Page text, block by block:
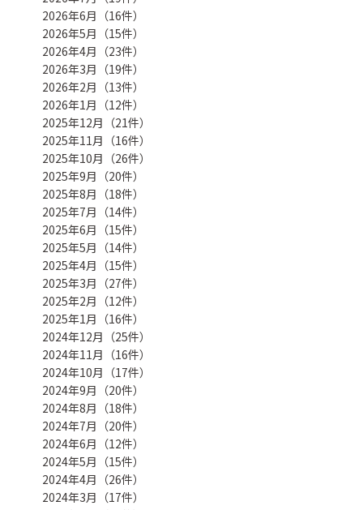
2026年6月（16件）
2026年5月（15件）
2026年4月（23件）
2026年3月（19件）
2026年2月（13件）
2026年1月（12件）
2025年12月（21件）
2025年11月（16件）
2025年10月（26件）
2025年9月（20件）
2025年8月（18件）
2025年7月（14件）
2025年6月（15件）
2025年5月（14件）
2025年4月（15件）
2025年3月（27件）
2025年2月（12件）
2025年1月（16件）
2024年12月（25件）
2024年11月（16件）
2024年10月（17件）
2024年9月（20件）
2024年8月（18件）
2024年7月（20件）
2024年6月（12件）
2024年5月（15件）
2024年4月（26件）
2024年3月（17件）